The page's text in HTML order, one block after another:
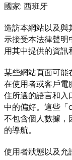
國家: 西班牙
造訪本網站以及與
示接受本法律聲明
用其中提供的資訊
某些網站頁面可
在使用者或客戶電
住所選的語言和入
中的偏好。這些
不包含個人數據，
的導航。
使用者狀態以及允